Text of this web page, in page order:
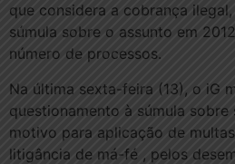
que considera a cobrança
súmula sobre o assunto em
número de processos.
Na última sexta-feira (13), o iG
questionamento à súmula
motivo para aplicação de
litigância de má-fé , pelos